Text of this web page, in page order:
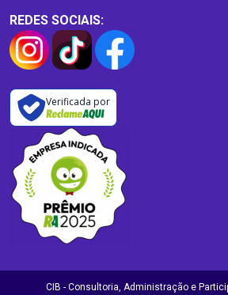
REDES SOCIAIS:
Verificada por
CIB - Consultoria, Administração e